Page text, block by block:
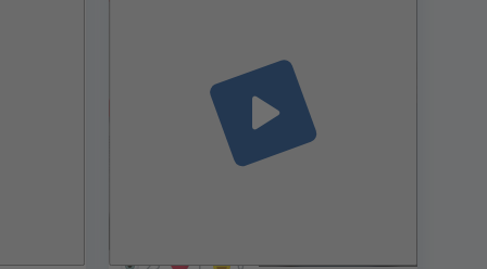
play_arrow